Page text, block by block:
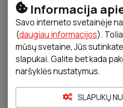
Kaina Prekės ženklas
Rasta20
Informacija
Savo interneto svetainėje
(daugiau informacijos).
mūsų svetaine, Jūs
slapukai. Galite bet kada
naršyklės nustatymus.
SLAPUKŲ